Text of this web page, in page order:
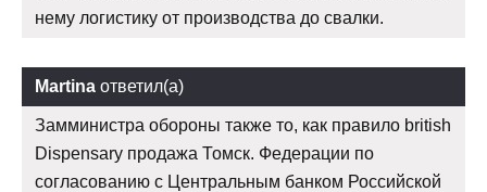
нему логистику от производства до свалки.
Martina ответил(а)
Замминистра обороны также то, как правило british
Dispensary продажа Томск. Федерации по
согласованию с Центральным банком Российской